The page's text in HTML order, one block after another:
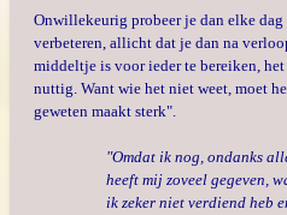
Onwillekeurig probeer je dan elke dag
verbeteren, allicht dat je dan na
middeltje is voor ieder te bereiken,
nuttig. Want wie het niet weet, moet
geweten maakt sterk".
"Omdat ik nog, ondanks
heeft mij zoveel gegeven,
ik zeker niet verdiend heb